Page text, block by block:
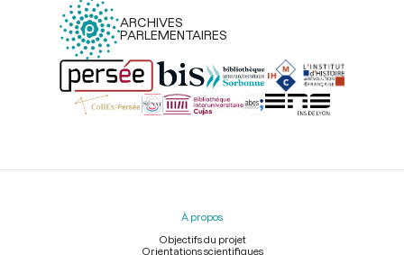
ARCHIVES
PARLEMENTAIRES
Menu
À propos
Objectifs du projet
Orientations scientifiques